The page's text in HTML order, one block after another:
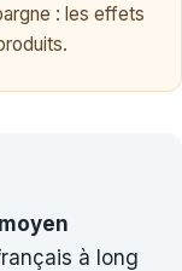
: les effets
à long